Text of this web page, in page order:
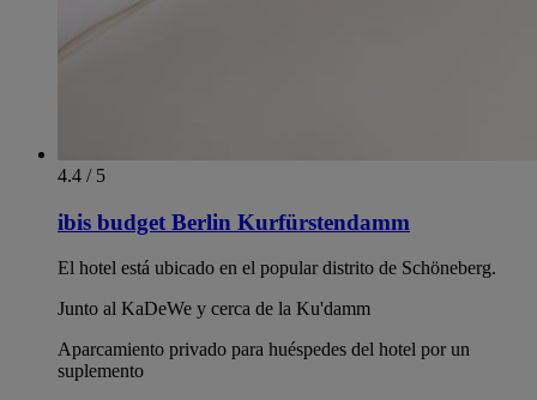
4.4 / 5
ibis budget Berlin Kurfürstendamm
El hotel está ubicado en el popular distrito de Schöneberg.
Junto al KaDeWe y cerca de la Ku'damm
Aparcamiento privado para huéspedes del hotel por un
suplemento